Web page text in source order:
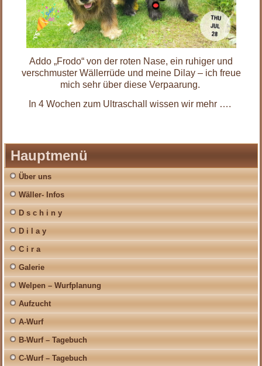
Addo „Frodo“ von der roten Nase, ein ruhiger und
verschmuster Wällerrüde und meine Dilay – ich freue
mich sehr über diese Verpaarung.
In 4 Wochen zum Ultraschall wissen wir mehr ….
Hauptmenü
Über uns
Wäller- Infos
D s c h i n y
D i l a y
C i r a
Galerie
Welpen – Wurfplanung
Aufzucht
A-Wurf
B-Wurf – Tagebuch
C-Wurf – Tagebuch